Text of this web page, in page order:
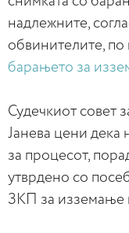
надлежните,
обвинителите, по
барањето за
Судечкиот совет
Јанева цени дека
за процесот,
утврдено со
ЗКП за изземање